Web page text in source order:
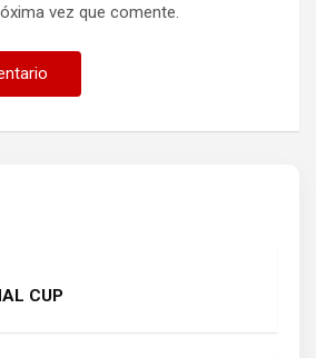
vez que comente.
CUP